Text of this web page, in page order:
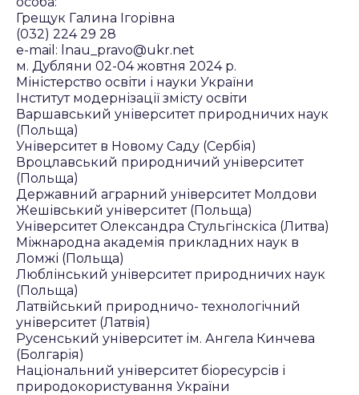
Грещук Галина Ігорівна
(032) 224 29 28
e-mail: lnau_pravo@ukr.net
м. Дубляни 02-04 жовтня 2024 р.
Міністерство освіти і науки України
Інститут модернізації змісту освіти
Варшавський університет природничих наук
(Польща)
Університет в Новому Саду (Сербія)
Вроцлавський природничий університет
(Польща)
Державний аграрний університет Молдови
Жешівський університет (Польща)
Університет Олександра Стульгінскіса (Литва)
Міжнародна академія прикладних наук в
Ломжі (Польща)
Люблінський університет природничих наук
(Польща)
Латвійський природничо- технологічний
університет (Латвія)
Русенський університет ім. Ангела Кинчева
(Болгарія)
Національний університет біоресурсів і
природокористування України